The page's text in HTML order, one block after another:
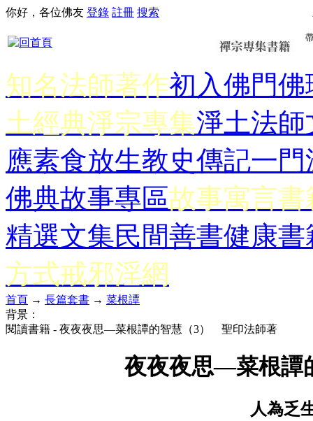
你好，各位佛友 登錄 註冊 搜索
知名法師著作初入佛門佛
土經典淨宗專集淨土法師
應素食放生教史傳記一門
佛典故事專區故事寓言書
精選文集民間善書健康書
方式戒邪淫網
首頁 → 長篇套書 → 菜根譚
背景：
閱讀書籍 - 夜夜夜思—菜根譚的智慧（3） 聖印法師著
夜夜夜思—菜根譚
人為乏